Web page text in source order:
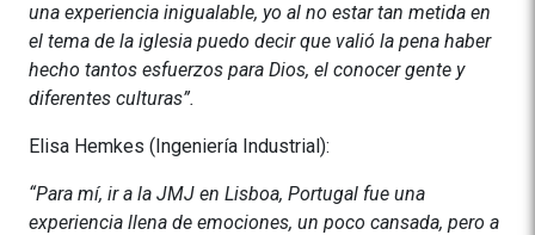
una experiencia inigualable, yo al no estar tan metida en
el tema de la iglesia puedo decir que valió la pena haber
hecho tantos esfuerzos para Dios, el conocer gente y
diferentes culturas”.
Elisa Hemkes (Ingeniería Industrial):
“Para mí, ir a la JMJ en Lisboa, Portugal fue una
experiencia llena de emociones, un poco cansada, pero a